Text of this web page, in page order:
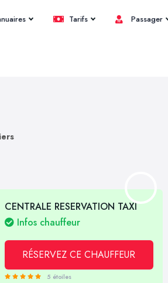
Tarifs Passager
CENTRALE RESERVATION TAXI
Infos chauffeur
RÉSERVEZ CE CHAUFFEUR
5 étoiles